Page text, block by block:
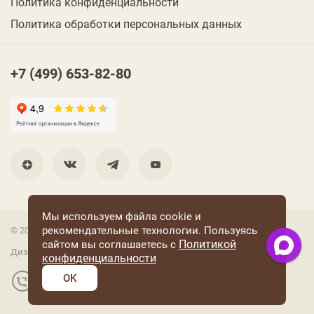
Политика обработки персональных данных
+7 (499) 653-82-80
© 2001 Группа компаний «Конфаэль»
Дизайн —RUSO
Разработка и поддержка сайта: «Четвертый Рим»
Мы используем файла cookie и
рекомендательные технологии. Пользуясь
сайтом вы соглашаетесь с Политикой
конфиденциальности
OK